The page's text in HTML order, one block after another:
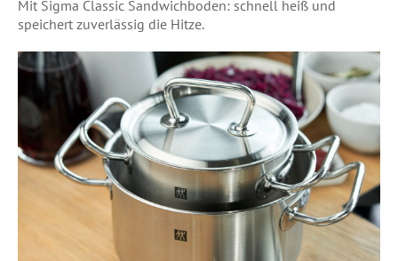
Mit Sigma Classic Sandwichboden: schnell heiß und
speichert zuverlässig die Hitze.